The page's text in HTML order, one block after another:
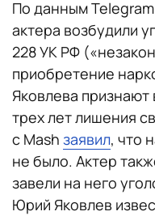
По данным
актера возбудили
228 УК РФ
приобретение
Яковлева
трех лет лишения
с Mash заявил, что
не было. Актер
завели на него
Юрий Яковлев